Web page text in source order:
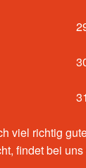
viel richtig
findet bei